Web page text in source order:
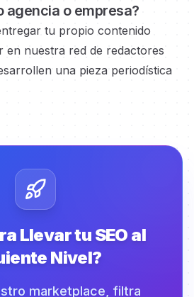
agencia o empresa?
tu propio contenido
en nuestra red de redactores
una pieza periodística
Llevar tu SEO al
Nivel?
marketplace, filtra